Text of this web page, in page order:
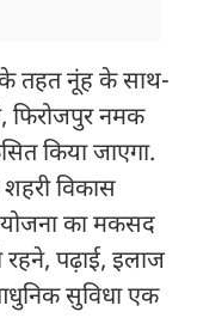
के तहत नूंह के साथ-
फिरोजपुर नमक
किया जाएगा.
शहरी विकास
योजना का मकसद
रहने, पढ़ाई, इलाज
सुविधा एक